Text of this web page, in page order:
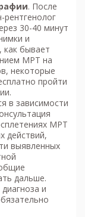
. После
30-40 минут
и
как бывает
МРТ на
некоторые
пройти
в зависимости
МРТ
действий,
выявленных
дальше.
и